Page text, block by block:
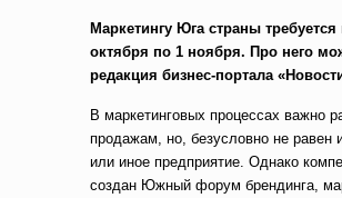
Маркетингу Юга страны
октября по 1 ноября. Про него
редакция бизнес-портала
В маркетинговых процессах важно
продажам, но, безусловно не равен
или иное предприятие. Однако
создан Южный форум брендинга,